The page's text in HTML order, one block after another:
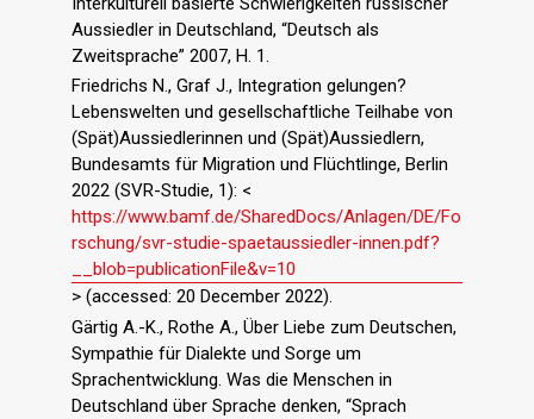
Aussiedler in Deutschland, “Deutsch als
Zweitsprache” 2007, H. 1.
Friedrichs N., Graf J., Integration gelungen?
Lebenswelten und gesellschaftliche Teilhabe von
(Spät)Aussiedlerinnen und (Spät)Aussiedlern,
Bundesamts für Migration und Flüchtlinge, Berlin
2022 (SVR-Studie, 1): <
https://www.bamf.de/SharedDocs/Anlagen/DE/Fo
rschung/svr-studie-spaetaussiedler-innen.pdf?
__blob=publicationFile&v=10
> (accessed: 20 December 2022).
Gärtig A.-K., Rothe A., Über Liebe zum Deutschen,
Sympathie für Dialekte und Sorge um
Sprachentwicklung. Was die Menschen in
Deutschland über Sprache denken, “Sprach